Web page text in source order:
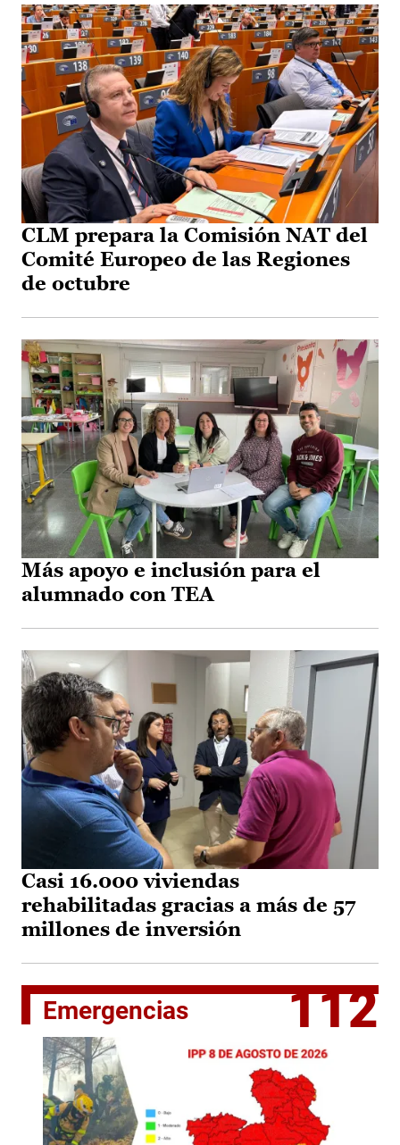
CLM prepara la Comisión NAT del
Comité Europeo de las Regiones
de octubre
Más apoyo e inclusión para el
alumnado con TEA
Casi 16.000 viviendas
rehabilitadas gracias a más de 57
millones de inversión
Emergencias 112